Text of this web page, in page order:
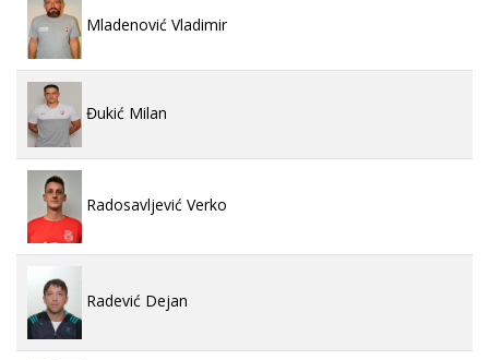
Mladenović Vladimir
Đukić Milan
Radosavljević Verko
Radević Dejan